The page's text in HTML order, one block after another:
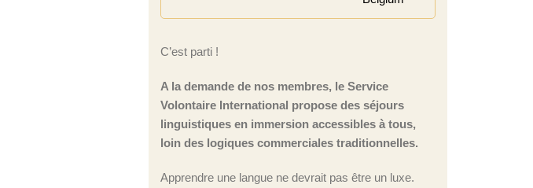
C’est parti !
A la demande de nos membres, le Service
Volontaire International propose des séjours
linguistiques en immersion accessibles à tous,
loin des logiques commerciales traditionnelles.
Apprendre une langue ne devrait pas être un luxe.